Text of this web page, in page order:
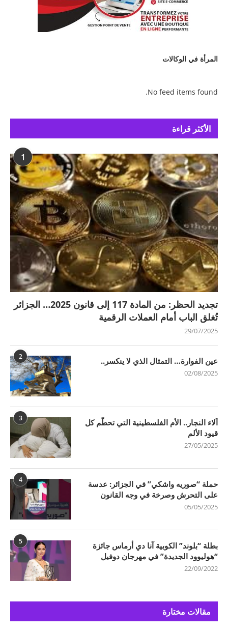
المرأة في الوكالات
No feed items found.
الأكثر قراءة
1
تجديد الحظر: من المادة 117 إلى قانون 2025… الجزائر
تُغلق الباب أمام العملات الرقمية
29/07/2025
2 عين الفوارة… التمثال الذي لا ينكسر..
02/08/2025
3
آلاء النجار.. الأم الفلسطينية التي تحطّم كل
قيود الألم
27/05/2025
4
حملة “صوريه واشكي” في الجزائر: عدسة
على التحرش وصرخة في وجه القانون
05/05/2025
5
بطلة “بلوند” الكوبية آنا دي أرماس جائزة
“هوليوود الجديدة” في مهرجان دوفيل
22/09/2022
مقالات مختارة